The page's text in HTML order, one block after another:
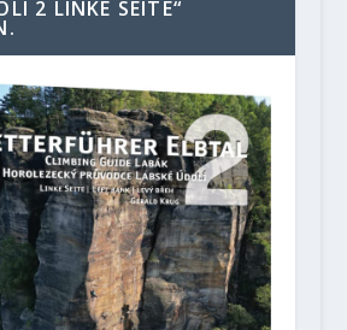
2 LINKE SEITE“